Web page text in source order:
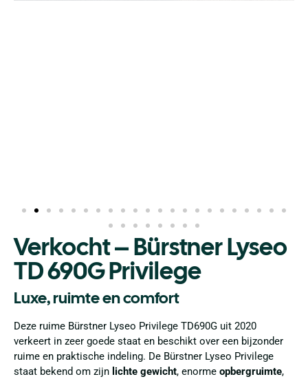
Verkocht – Bürstner Lyseo
TD 690G Privilege
Luxe, ruimte en comfort
Deze ruime Bürstner Lyseo Privilege TD690G uit 2020
verkeert in zeer goede staat en beschikt over een bijzonder
ruime en praktische indeling. De Bürstner Lyseo Privilege
staat bekend om zijn lichte gewicht, enorme opbergruimte,